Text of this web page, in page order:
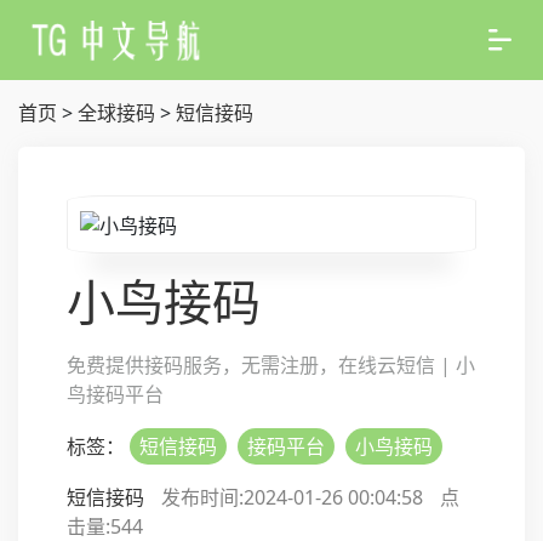
首页 >全球接码 >短信接码
小鸟接码
免费提供接码服务，无需注册，在线云短信 | 小
鸟接码平台
标签：
短信接码 接码平台
小鸟接码
短信接码
发布时间:2024-01-26 00:04:58
点
击量:544